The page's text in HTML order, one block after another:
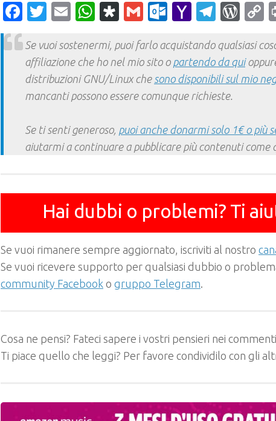
Facebook
Twitter
EmailWhatsApp
Diaspora
Gmail Yahoo
Se vuoi sostenermi, puoi farlo acquistando qualsiasi
affiliazione che ho nel mio sito o partendo da qui
distribuzioni GNU/Linux che sono disponibili sul mio
mancanti possono essere comunque richieste.
Se ti senti generoso, puoi anche donarmi solo 1€ o più
aiutarmi a continuare a pubblicare più contenuti come
Hai dubbi o problemi? Ti
Se vuoi rimanere sempre aggiornato, iscriviti al nostro
Se vuoi ricevere supporto per qualsiasi dubbio o
community Facebook o gruppo Telegram.
Cosa ne pensi? Fateci sapere i vostri pensieri nei
Ti piace quello che leggi? Per favore condividilo con gli